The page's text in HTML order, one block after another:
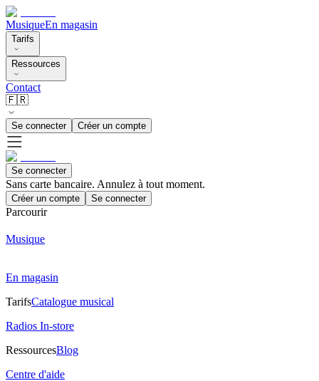
MusiqueEn magasin
Tarifs
Ressources
Contact
🇫🇷
Se connecter Créer un compte
Se connecter
Sans carte bancaire. Annulez à tout moment.
Créer un compte Se connecter
Parcourir
Musique
En magasin
TarifsCatalogue musical
Radios In-store
RessourcesBlog
Centre d'aide